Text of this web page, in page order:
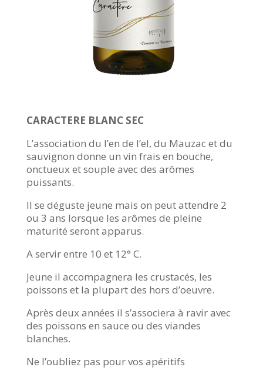
CARACTERE BLANC SEC
L’association du l’en de l’el, du Mauzac et du
sauvignon donne un vin frais en bouche,
onctueux et souple avec des arômes
puissants.
Il se déguste jeune mais on peut attendre 2
ou 3 ans lorsque les arômes de pleine
maturité seront apparus.
A servir entre 10 et 12° C.
Jeune il accompagnera les crustacés, les
poissons et la plupart des hors d’oeuvre.
Après deux années il s’associera à ravir avec
des poissons en sauce ou des viandes
blanches.
Ne l’oubliez pas pour vos apéritifs